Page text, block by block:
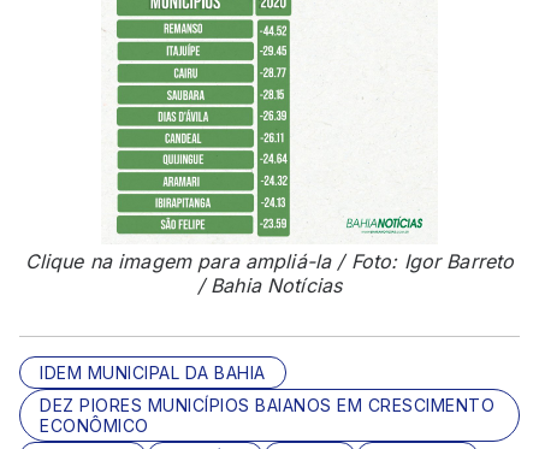
Clique na imagem para ampliá-la / Foto: Igor Barreto
/ Bahia Notícias
IDEM MUNICIPAL DA BAHIA
DEZ PIORES MUNICÍPIOS BAIANOS EM CRESCIMENTO
ECONÔMICO